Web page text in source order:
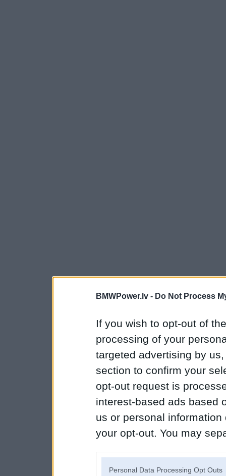
BMWPower.lv - Do Not Process
If you wish to opt-out of
processing of your
targeted advertising by
section to confirm your
opt-out request is
interest-based ads based
us or personal
your opt-out. You may
Personal Data Processing Opt Outs